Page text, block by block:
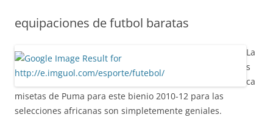
equipaciones de futbol baratas
La
s
ca
misetas de Puma para este bienio 2010-12 para las
selecciones africanas son simpletemente geniales.